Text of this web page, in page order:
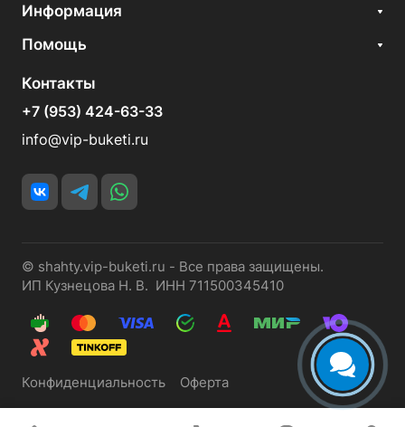
Информация
Помощь
Контакты
+7 (953) 424-63-33
info@vip-buketi.ru
© shahty.vip-buketi.ru - Все права защищены.
ИП Кузнецова Н. В. ИНН 711500345410
Конфиденциальность Оферта